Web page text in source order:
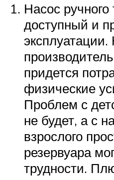
Насос
доступный и
эксплуатации.
придется
физические
Проблем с
не будет, а с
взрослого
резервуара
трудности.